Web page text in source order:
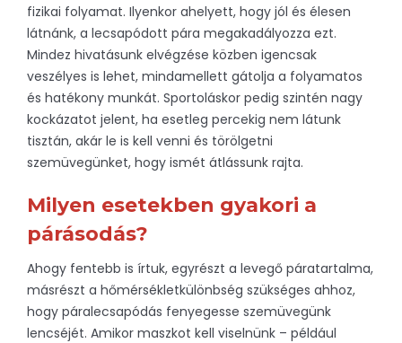
fizikai folyamat. Ilyenkor ahelyett, hogy jól és élesen
látnánk, a lecsapódott pára megakadályozza ezt.
Mindez hivatásunk elvégzése közben igencsak
veszélyes is lehet, mindamellett gátolja a folyamatos
és hatékony munkát. Sportoláskor pedig szintén nagy
kockázatot jelent, ha esetleg percekig nem látunk
tisztán, akár le is kell venni és törölgetni
szemüvegünket, hogy ismét átlássunk rajta.
Milyen esetekben gyakori a
párásodás?
Ahogy fentebb is írtuk, egyrészt a levegő páratartalma,
másrészt a hőmérsékletkülönbség szükséges ahhoz,
hogy páralecsapódás fenyegesse szemüvegünk
lencséjét. Amikor maszkot kell viselnünk – például